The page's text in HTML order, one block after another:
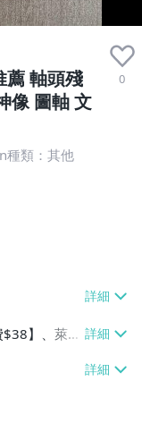
薦 軸頭殘
像 圖軸 文
0
種類：其他
】、萊爾
配/貨運